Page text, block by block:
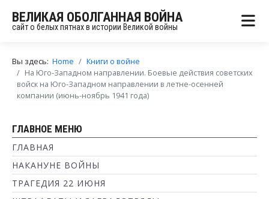
ВЕЛИКАЯ ОБОЛГАННАЯ ВОЙНА
сайт о белых пятнах в истории Великой войны
Вы здесь: Home
Книги о войне
На Юго-Западном направлении. Боевые действия советских
войск на Юго-Западном направлении в летне-осенней
компании (июнь-ноябрь 1941 года)
ГЛАВНОЕ МЕНЮ
ГЛАВНАЯ
НАКАНУНЕ ВОЙНЫ
ТРАГЕДИЯ 22 ИЮНЯ